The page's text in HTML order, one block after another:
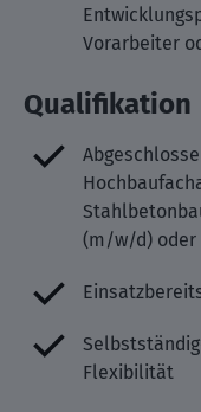
Vorarbeiter
Qualifikation
(m/w/d) oder
Flexibilität